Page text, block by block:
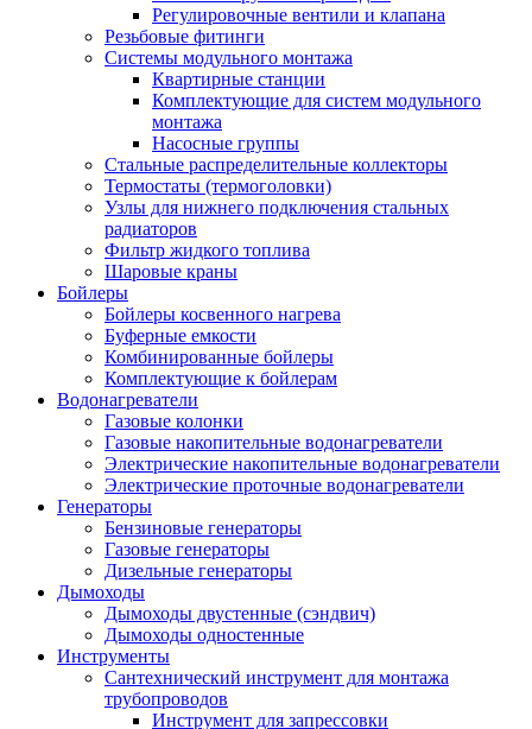
Регулировочные вентили и клапана
Резьбовые фитинги
Системы модульного монтажа
Квартирные станции
Комплектующие для систем модульного
монтажа
Насосные группы
Стальные распределительные коллекторы
Термостаты (термоголовки)
Узлы для нижнего подключения стальных
радиаторов
Фильтр жидкого топлива
Шаровые краны
Бойлеры
Бойлеры косвенного нагрева
Буферные емкости
Комбинированные бойлеры
Комплектующие к бойлерам
Водонагреватели
Газовые колонки
Газовые накопительные водонагреватели
Электрические накопительные водонагреватели
Электрические проточные водонагреватели
Генераторы
Бензиновые генераторы
Газовые генераторы
Дизельные генераторы
Дымоходы
Дымоходы двустенные (сэндвич)
Дымоходы одностенные
Инструменты
Сантехнический инструмент для монтажа
трубопроводов
Инструмент для запрессовки